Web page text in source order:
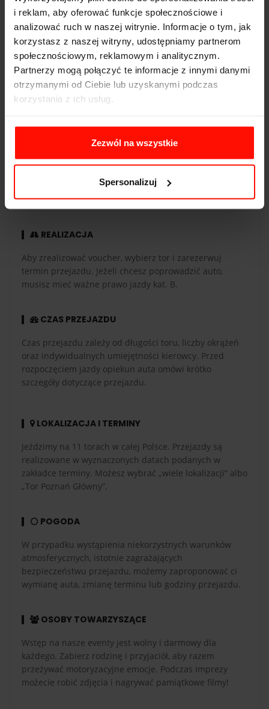
i reklam, aby oferować funkcje społecznościowe i
analizować ruch w naszej witrynie. Informacje o tym, jak
korzystasz z naszej witryny, udostępniamy partnerom
społecznościowym, reklamowym i analitycznym.
Partnerzy mogą połączyć te informacje z innymi danymi
otrzymanymi od Ciebie lub uzyskanymi podczas
korzystania z ich usług.
Zezwól na wszystkie
Spersonalizuj
zamówienia.
Napęd:
Pojemność:
4.3 l
Skrzynia biegów:
automatyczna
Voucher jest ważny 365 dni od daty zakupu. Voucher
karta. Przejazdy są realizowane w sezonie od maja do
października.
REALIZACJA
Aby zrealizować voucher, wybierz tor i zarezerwuj
termin przejazdu. Jeżeli chcesz poprowadzić auto,
musisz mieć ważne prawo jazdy kat. B.
CZAS PRZEJAZDU
Czas przejazdu zależy od długości toru, liczby okrążeń
oraz indywidualnych umiejętności kierowcy. Przed
rozpoczęciem jazdy opiekun auta omówi krótko
szczegóły dotyczące przejazdu.
LOKALIZACJA I TERMINY
Jeździmy na 11 torach w całej Polsce. Przejazdy są
realizowane w wyznaczonych datach podanych w
zakładce terminy. Możesz wybrać „wiele lokalizacji” albo
„Tor Poznań Główny”.
POGODA
W przypadku wystąpienia niekorzystnych warunków
atmosferycznych, istotnie zagrażających
bezpieczeństwu przejazdu, możemy zaproponować ci
wymianę auta, zmianę terminu lub godziny przejazdu.
OSOBY TOWARZYSZĄCE
Wstęp na nasze eventy jest wolny i darmowy dla
każdego. Zabierz rodzinę i przyjaciół, aby razem
przeżywać motoryzacyjne emocje. Podczas imprezy
możecie robić zdjęcia i nagrywać pamiątkowe filmy!